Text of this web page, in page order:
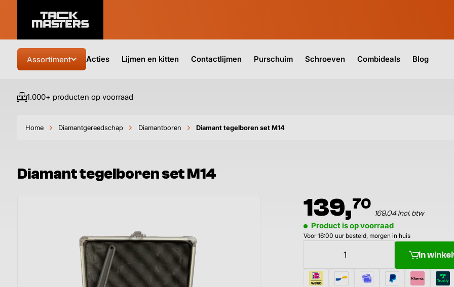
Assortiment Acties Lijmen en kitten Contactlijmen Purschuim Schroeven Combideals Blog
1.000+ producten op voorraad
Home Diamantgereedschap Diamantboren Diamant tegelboren set M14
Diamant tegelboren set M14
139,70
169,04 incl. btw
Product is op voorraad
Voor 16:00 uur besteld, morgen in huis
In